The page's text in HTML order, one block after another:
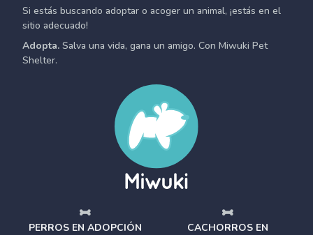
Si estás buscando adoptar o acoger un animal, ¡estás en el
sitio adecuado!
Adopta. Salva una vida, gana un amigo. Con Miwuki Pet
Shelter.
PERROS EN ADOPCIÓN
CACHORROS EN